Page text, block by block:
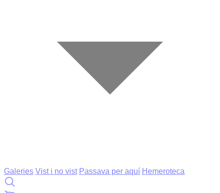
Galeries Vist i no vist Passava per aquí Hemeroteca